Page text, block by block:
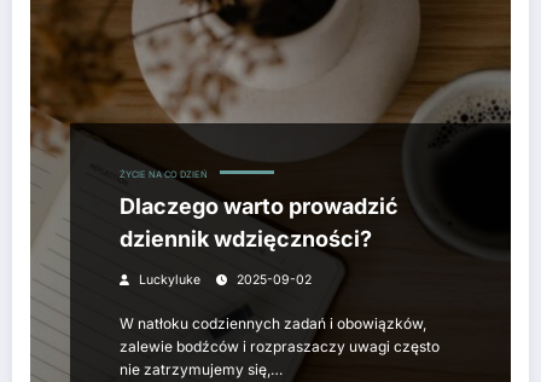
ŻYCIE NA CO DZIEŃ
Dlaczego warto prowadzić
dziennik wdzięczności?
Luckyluke 2025-09-02
W natłoku codziennych zadań i obowiązków,
zalewie bodźców i rozpraszaczy uwagi często
nie zatrzymujemy się,…